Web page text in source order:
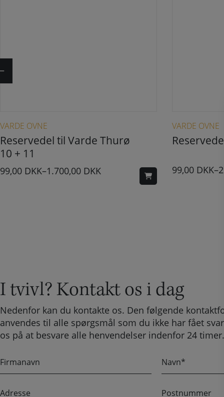
VARDE OVNE
Reservedel til Varde Thurø
10 + 11
99,00 DKK–1.700,00 DKK
VARDE OVNE
99,00 DKK–
I tvivl? Kontakt os i dag
Nedenfor kan du kontakte os. Den følgende
anvendes til alle spørgsmål som du ikke har fået
os på at besvare alle henvendelser indenfor 24 timer.
i
r
m
a
v
n